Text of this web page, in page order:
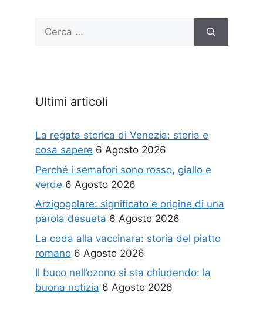
Ricerca
Ultimi articoli
La regata storica di Venezia: storia e
cosa sapere 6 Agosto 2026
Perché i semafori sono rosso, giallo e
verde 6 Agosto 2026
Arzigogolare: significato e origine di una
parola desueta 6 Agosto 2026
La coda alla vaccinara: storia del piatto
romano 6 Agosto 2026
Il buco nell’ozono si sta chiudendo: la
buona notizia 6 Agosto 2026